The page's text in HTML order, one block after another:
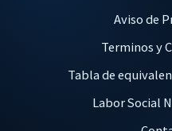
Aviso de
Terminos y
Tabla de
Labor Social